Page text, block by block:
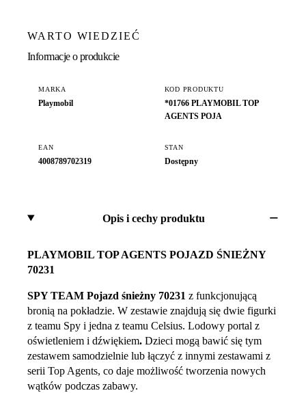
WARTO WIEDZIEĆ
Informacje o produkcie
MARKA
Playmobil
KOD PRODUKTU
*01766 PLAYMOBIL TOP
AGENTS POJA
EAN
4008789702319
STAN
Dostępny
Opis i cechy produktu
PLAYMOBIL TOP AGENTS POJAZD ŚNIEŻNY
70231
SPY TEAM Pojazd śnieżny 70231 z funkcjonującą
bronią na pokładzie. W zestawie znajdują się dwie figurki
z teamu Spy i jedna z teamu Celsius. Lodowy portal z
oświetleniem i dźwiękiem. Dzieci mogą bawić się tym
zestawem samodzielnie lub łączyć z innymi zestawami z
serii Top Agents, co daje możliwość tworzenia nowych
wątków podczas zabawy.